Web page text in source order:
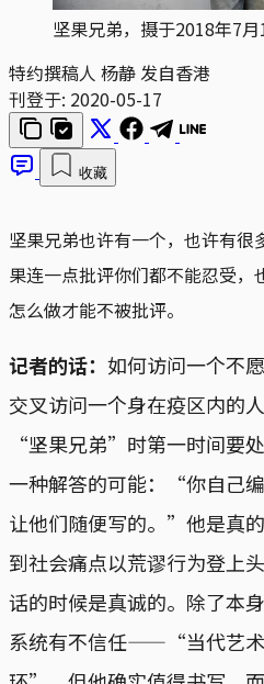
坚果兄弟，摄于2018年7月
特约撰稿人 杨静 发自香港
刊登于: 2020-05-17
收藏
坚果兄弟也许有一个，也许有
果连一点批评你们都不能忍受，
怎么做才能不被批评。
记者的话： 如何访问一个不
交叉访问一个身在疫区内的
“坚果兄弟”时第一时间要
一种解答的可能：“你自己
让他们随便写的。”他是真
到社会痛点以荒谬行为登上
话的时候是真诚的。除了本
系统有不信任——“当代艺术